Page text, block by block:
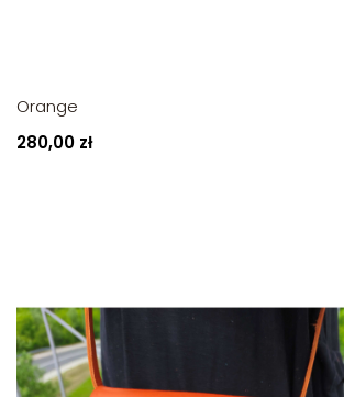
Orange
280,00 zł